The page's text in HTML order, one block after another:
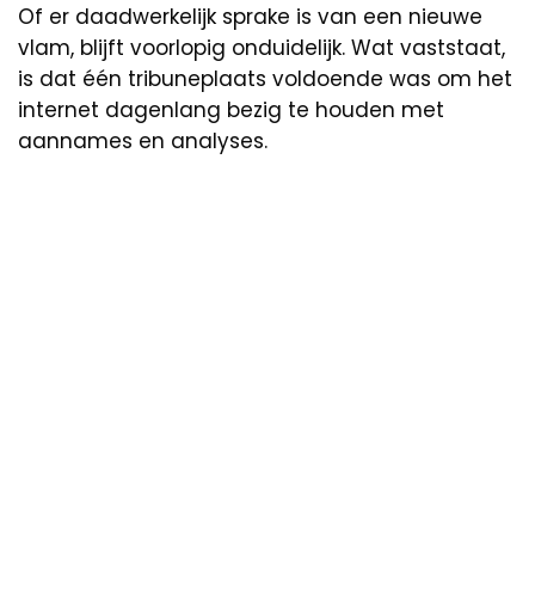
Of er daadwerkelijk sprake is van een nieuwe
vlam, blijft voorlopig onduidelijk. Wat vaststaat,
is dat één tribuneplaats voldoende was om het
internet dagenlang bezig te houden met
aannames en analyses.